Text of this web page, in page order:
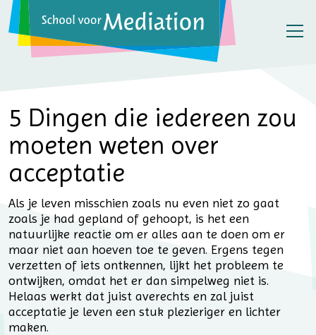
5 Dingen die iedereen zou
moeten weten over
acceptatie
Als je leven misschien zoals nu even niet zo gaat
zoals je had gepland of gehoopt, is het een
natuurlijke reactie om er alles aan te doen om er
maar niet aan hoeven toe te geven. Ergens tegen
verzetten of iets ontkennen, lijkt het probleem te
ontwijken, omdat het er dan simpelweg niet is.
Helaas werkt dat juist averechts en zal juist
acceptatie je leven een stuk plezieriger en lichter
maken.